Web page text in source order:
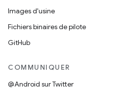
Images d'usine
Fichiers binaires de pilote
GitHub
COMMUNIQUER
@Android sur Twitter